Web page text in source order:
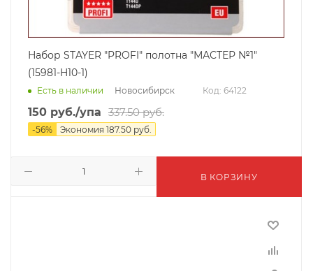
Набор STAYER "PROFI" полотна "МАСТЕР №1"
(15981-H10-1)
Есть в наличии Новосибирск Код: 64122
150 руб./упа 337.50руб.
-56% Экономия 187.50 руб.
В КОРЗИНУ